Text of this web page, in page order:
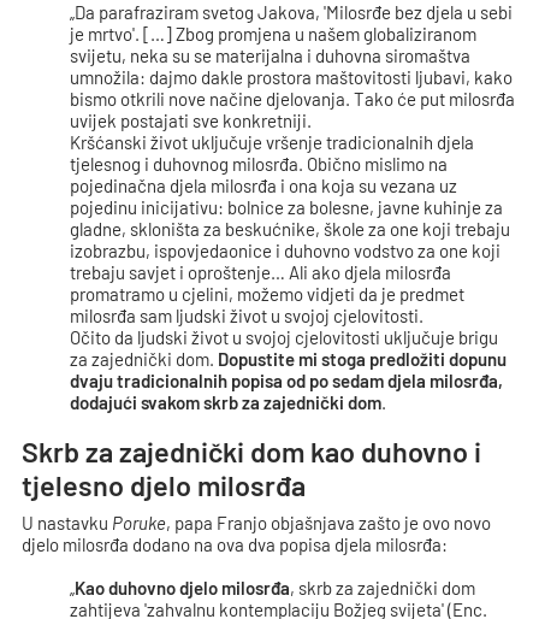
„Da parafraziram svetog Jakova, 'Milosrđe bez djela u sebi
je mrtvo'. […] Zbog promjena u našem globaliziranom
svijetu, neka su se materijalna i duhovna siromaštva
umnožila: dajmo dakle prostora maštovitosti ljubavi, kako
bismo otkrili nove načine djelovanja. Tako će put milosrđa
uvijek postajati sve konkretniji.
Kršćanski život uključuje vršenje tradicionalnih djela
tjelesnog i duhovnog milosrđa. Obično mislimo na
pojedinačna djela milosrđa i ona koja su vezana uz
pojedinu inicijativu: bolnice za bolesne, javne kuhinje za
gladne, skloništa za beskućnike, škole za one koji trebaju
izobrazbu, ispovjedaonice i duhovno vodstvo za one koji
trebaju savjet i oproštenje… Ali ako djela milosrđa
promatramo u cjelini, možemo vidjeti da je predmet
milosrđa sam ljudski život u svojoj cjelovitosti.
Očito da ljudski život u svojoj cjelovitosti uključuje brigu
za zajednički dom. Dopustite mi stoga predložiti dopunu
dvaju tradicionalnih popisa od po sedam djela milosrđa,
dodajući svakom skrb za zajednički dom.
Skrb za zajednički dom kao duhovno i
tjelesno djelo milosrđa
U nastavku Poruke, papa Franjo objašnjava zašto je ovo novo
djelo milosrđa dodano na ova dva popisa djela milosrđa:
„Kao duhovno djelo milosrđa, skrb za zajednički dom
zahtijeva 'zahvalnu kontemplaciju Božjeg svijeta' (Enc.